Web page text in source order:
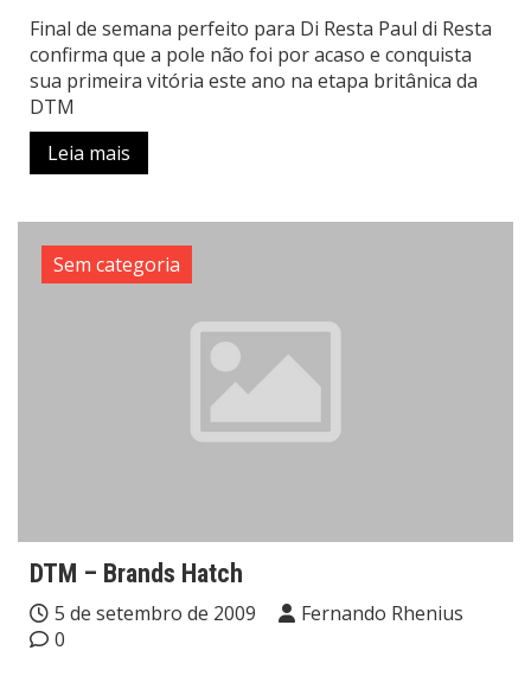
Final de semana perfeito para Di Resta Paul di Resta
confirma que a pole não foi por acaso e conquista
sua primeira vitória este ano na etapa britânica da
DTM
Leia mais
Sem categoria
DTM – Brands Hatch
5 de setembro de 2009
Fernando Rhenius
0